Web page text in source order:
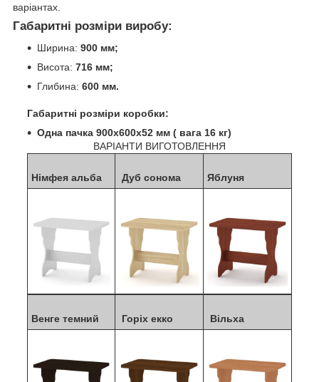
варіантах.
Габаритні розміри виробу:
Ширина: 900 мм;
Висота: 716 мм;
Глибина: 600 мм.
Габаритні розміри коробки:
Одна пачка 900х600х52 мм ( вага 16 кг)
ВАРІАНТИ ВИГОТОВЛЕННЯ
Німфея альба Дуб сонома Яблуня
Венге темний Горіх екко Вільха